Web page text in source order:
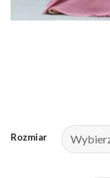
Rozmiar